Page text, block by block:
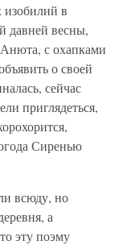
изобилий в
давней весны,
с охапками
о своей
сейчас
приглядеться,
Сиренью
всюду, но
а
эту поэму